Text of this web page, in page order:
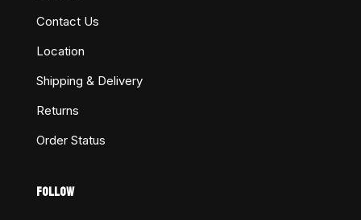
Contact Us
Location
Shipping & Delivery
Returns
Order Status
FOLLOW